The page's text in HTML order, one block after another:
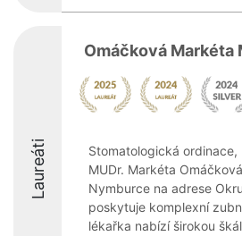
Laureáti
Omáčková Markéta
Stomatologická
MUDr. Markéta
Nymburce na adrese
poskytuje komplexní
lékařka nabízí širokou